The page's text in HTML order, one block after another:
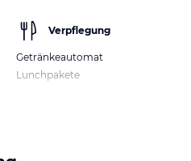
Verpflegung
Getränkeautomat
Lunchpakete